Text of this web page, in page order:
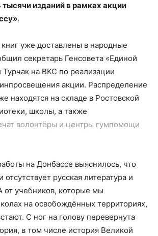
тысячи изданий в рамках акции
.
уже доставлены в народные
секретарь Генсовета «Единой
на ВКС по реализации
акции. Распределение
находятся на складе в Ростовской
школы, а также
волонтёры и центры гумпомощи
на Донбассе выяснилось, что
отсутствует русская литература и
от учебников, которые мы
на освобождённых территориях,
С ног на голову перевернута
в том числе история Великой